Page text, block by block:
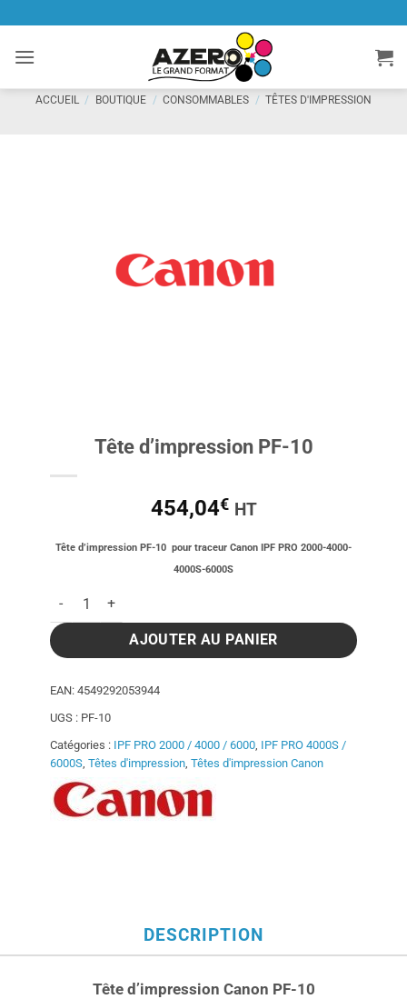
contenu
ACCUEIL / BOUTIQUE / CONSOMMABLES / TÊTES D'IMPRESSION
Tête d’impression PF-10
454,04€ HT
Tête d’impression PF-10 pour traceur Canon IPF PRO 2000-4000-
4000S-6000S
quantité de Tête d'impression PF-10
AJOUTER AU PANIER
EAN: 4549292053944
UGS : PF-10
Catégories : IPF PRO 2000 / 4000 / 6000 IPF PRO 4000S /
6000S Têtes d'impression Têtes d'impression Canon
DESCRIPTION
Tête d’impression Canon PF-10